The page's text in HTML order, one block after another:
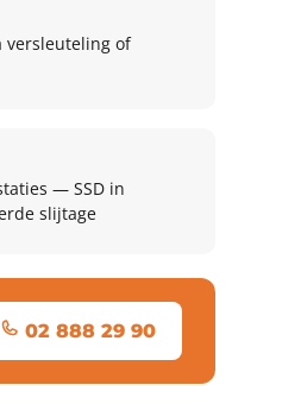
versleuteling of
— SSD in
slijtage
02 888 29 90